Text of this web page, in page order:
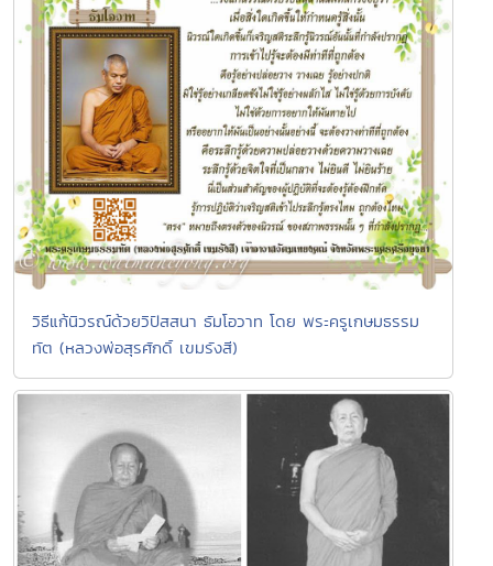
วิธีแก้นิวรณ์ด้วยวิปัสสนา ธัมโอวาท โดย พระครูเกษมธรรม
ทัต (หลวงพ่อสุรศักดิ์ เขมรังสี)